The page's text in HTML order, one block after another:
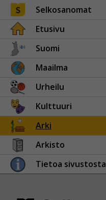
Selkosanomat
Etusivu
Suomi
Maailma
Urheilu
Kulttuuri
Arki
Arkisto
Tietoa sivustosta